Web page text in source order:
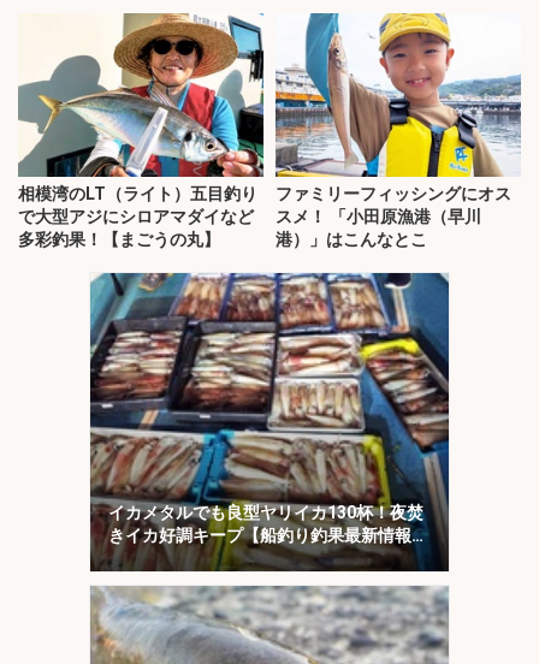
相模湾のLT（ライト）五目釣り
で大型アジにシロアマダイなど
多彩釣果！【まごうの丸】
ファミリーフィッシングにオス
スメ！ 「小田原漁港（早川
港）」はこんなとこ
イカメタルでも良型ヤリイカ130杯！夜焚
きイカ好調キープ【船釣り釣果最新情報13
選・玄界灘】